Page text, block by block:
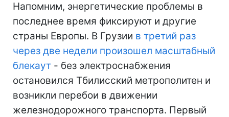
Напомним, энергетические проблемы в
последнее время фиксируют и другие
страны Европы. В Грузии в третий раз
через две недели произошел масштабный
блекаут - без электроснабжения
остановился Тбилисский метрополитен и
возникли перебои в движении
железнодорожного транспорта. Первый